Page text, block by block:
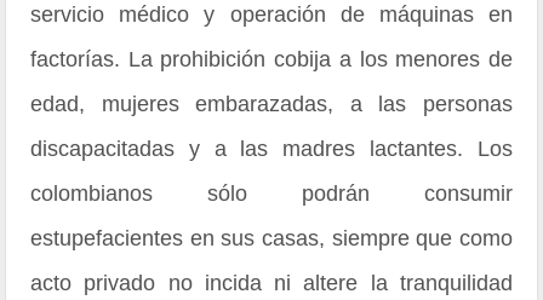
servicio médico y operación de máquinas en
factorías. La prohibición cobija a los menores de
edad, mujeres embarazadas, a las personas
discapacitadas y a las madres lactantes. Los
colombianos sólo podrán consumir
estupefacientes en sus casas, siempre que como
acto privado no incida ni altere la tranquilidad